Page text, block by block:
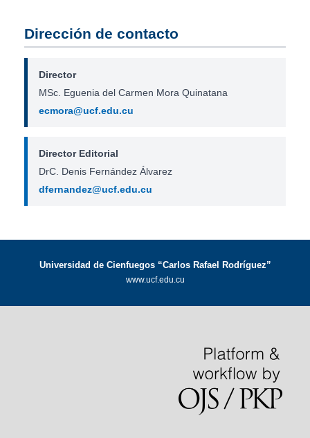
Dirección de contacto
Director
MSc. Eguenia del Carmen Mora Quinatana
ecmora@ucf.edu.cu
Director Editorial
DrC. Denis Fernández Álvarez
dfernandez@ucf.edu.cu
Universidad de Cienfuegos “Carlos Rafael Rodríguez”
www.ucf.edu.cu